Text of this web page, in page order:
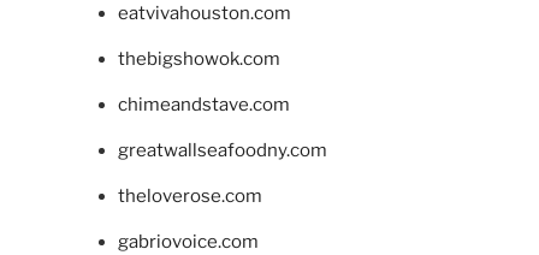
eatvivahouston.com
thebigshowok.com
chimeandstave.com
greatwallseafoodny.com
theloverose.com
gabriovoice.com